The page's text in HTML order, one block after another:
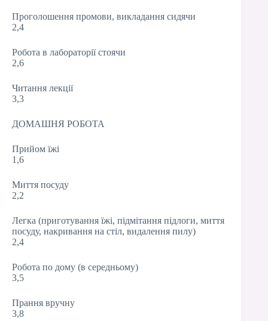
Проголошення промови, викладання сидячи
2,4
Робота в лабораторії стоячи
2,6
Читання лекції
3,3
ДОМАШНЯ РОБОТА
Прийом їжі
1,6
Миття посуду
2,2
Легка (приготування їжі, підмітання підлоги, миття
посуду, накривання на стіл, видалення пилу)
2,4
Робота по дому (в середньому)
3,5
Прання вручну
3,8